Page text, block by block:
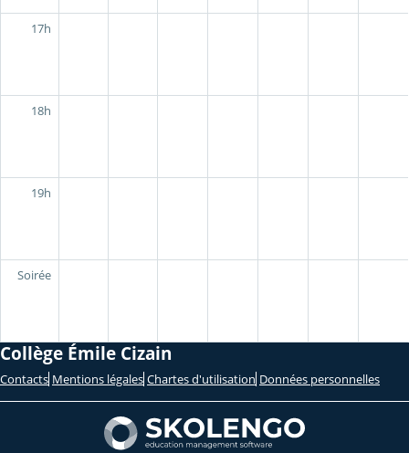
17h
18h
19h
Soirée
Collège Émile Cizain
Contacts Mentions légales Chartes d'utilisation Données personnelles